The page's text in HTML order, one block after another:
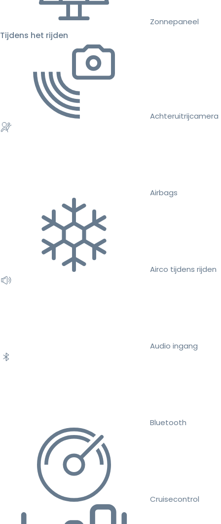
Zonnepaneel
Tijdens het rijden
Achteruitrijcamera
Airbags
Airco tijdens rijden
Audio ingang
Bluetooth
Cruisecontrol